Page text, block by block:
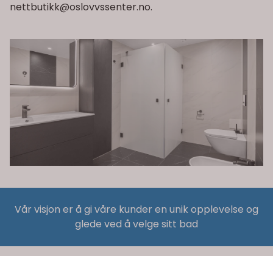
nettbutikk@oslovvssenter.no.
Vår visjon er å gi våre kunder en unik opplevelse og
glede ved å velge sitt bad